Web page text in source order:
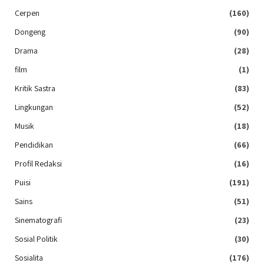
Cerpen
(160)
Dongeng
(90)
Drama
(28)
film
(1)
Kritik Sastra
(83)
Lingkungan
(52)
Musik
(18)
Pendidikan
(66)
Profil Redaksi
(16)
Puisi
(191)
Sains
(51)
Sinematografi
(23)
Sosial Politik
(30)
Sosialita
(176)